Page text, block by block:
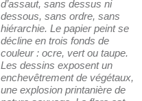
d’assaut, sans dessus ni
dessous, sans ordre, sans
hiérarchie. Le papier peint se
décline en trois fonds de
couleur : ocre, vert ou taupe.
Les dessins exposent un
enchevêtrement de végétaux,
une explosion printanière de